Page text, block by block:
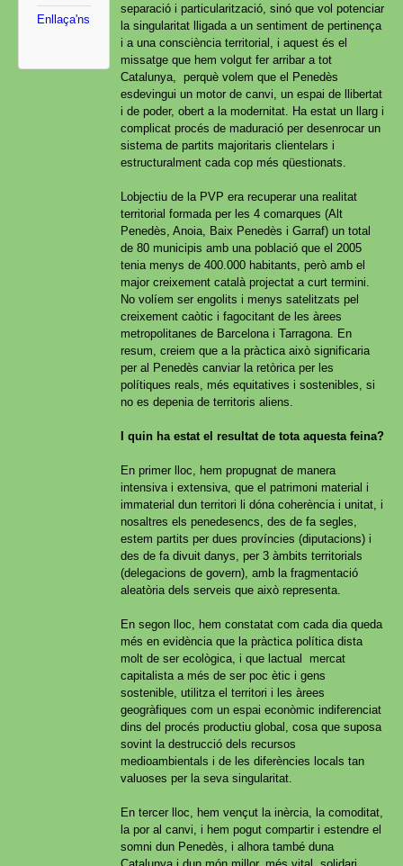
Enllaça'ns
separació i particularització, sinó que vol potenciar
la singularitat lligada a un sentiment de pertinença
i a una consciència territorial, i aquest és el
missatge que hem volgut fer arribar a tot
Catalunya, perquè volem que el Penedès
esdevingui un motor de canvi, un espai de llibertat
i de poder, obert a la modernitat. Ha estat un llarg i
complicat procés de maduració per desenrocar un
sistema de partits majoritaris clientelars i
estructuralment cada cop més qüestionats.
Lobjectiu de la PVP era recuperar una realitat
territorial formada per les 4 comarques (Alt
Penedès, Anoia, Baix Penedès i Garraf) un total
de 80 municipis amb una població que el 2005
tenia menys de 400.000 habitants, però amb el
major creixement català projectat a curt termini.
No volíem ser engolits i menys satelitzats pel
creixement caòtic i fagocitant de les àrees
metropolitanes de Barcelona i Tarragona. En
resum, creiem que a la pràctica això significaria
per al Penedès canviar la retòrica per les
polítiques reals, més equitatives i sostenibles, si
no es depenia de territoris aliens.
I quin ha estat el resultat de tota aquesta feina?
En primer lloc, hem propugnat de manera
intensiva i extensiva, que el patrimoni material i
immaterial dun territori li dóna coherència i unitat, i
nosaltres els penedesencs, des de fa segles,
estem partits per dues províncies (diputacions) i
des de fa divuit danys, per 3 àmbits territorials
(delegacions de govern), amb la fragmentació
aleatòria dels serveis que això representa.
En segon lloc, hem constatat com cada dia queda
més en evidència que la pràctica política dista
molt de ser ecològica, i que lactual mercat
capitalista a més de ser poc ètic i gens
sostenible, utilitza el territori i les àrees
geogràfiques com un espai econòmic indiferenciat
dins del procés productiu global, cosa que suposa
sovint la destrucció dels recursos
medioambientals i de les diferències locals tan
valuoses per la seva singularitat.
En tercer lloc, hem vençut la inèrcia, la comoditat,
la por al canvi, i hem pogut compartir i estendre el
somni dun Penedès, i alhora també duna
Catalunya i dun món millor, més vital, solidari,